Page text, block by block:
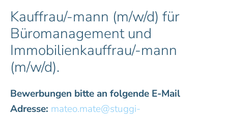
Kauffrau/-mann (m/w/d) für
Büromanagement und
Immobilienkauffrau/-mann
(m/w/d).
Bewerbungen bitte an folgende E-Mail
Adresse: mateo.mate@stuggi-